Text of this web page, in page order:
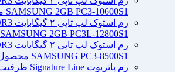
SAMSUNG 2GB PC3-10600S1 محصول
SAMSUNG 2GB PC3L-12800S1 محصول
SAMSUNG PC3-8500S1 محصول